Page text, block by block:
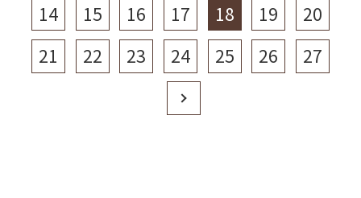
14
15 16 17 18 19
20
21
22 23 24 25 26
27
Next